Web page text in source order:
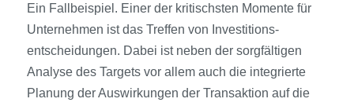
Ein Fallbeispiel. Einer der kritischsten Momente für
Unternehmen ist das Treffen von Investitions­
entscheidungen. Dabei ist neben der sorgfältigen
Analyse des Targets vor allem auch die integrierte
Planung der Auswirkungen der Transaktion auf die